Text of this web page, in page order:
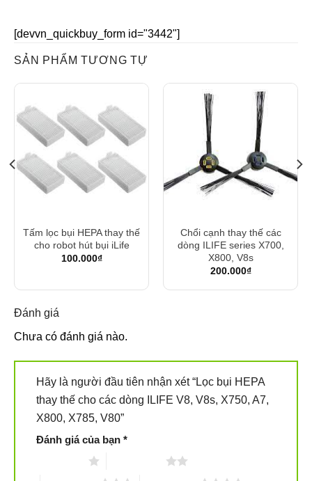
[devvn_quickbuy_form id="3442"]
SẢN PHẨM TƯƠNG TỰ
Tấm lọc bụi HEPA thay thế
cho robot hút bụi iLife
100.000₫
Chổi cạnh thay thế các
dòng ILIFE series X700,
X800, V8s
200.000₫
Đánh giá
Chưa có đánh giá nào.
Hãy là người đầu tiên nhận xét “Lọc bụi HEPA
thay thế cho các dòng ILIFE V8, V8s, X750, A7,
X800, X785, V80”
Đánh giá của bạn *